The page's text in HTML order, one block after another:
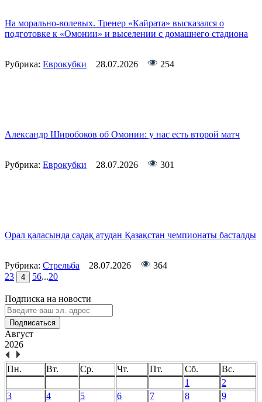
На морально-волевых. Тренер «Кайрата» высказался о
подготовке к «Омонии» и выселении с домашнего стадиона
Рубрика: Еврокубки 28.07.2026 254
Александр Широбоков об Омонии: у нас есть второй матч
Рубрика: Еврокубки 28.07.2026 301
Орал қаласында садақ атудан Қазақстан чемпионаты басталды
Рубрика: Стрельба 28.07.2026
364
23 4 56...20
Подписка на новости
Подписаться
Август
2026
Пн. Вт. Ср. Чт. Пт. Сб.
Вс.
1
2
3
4 5 6 7 8
9